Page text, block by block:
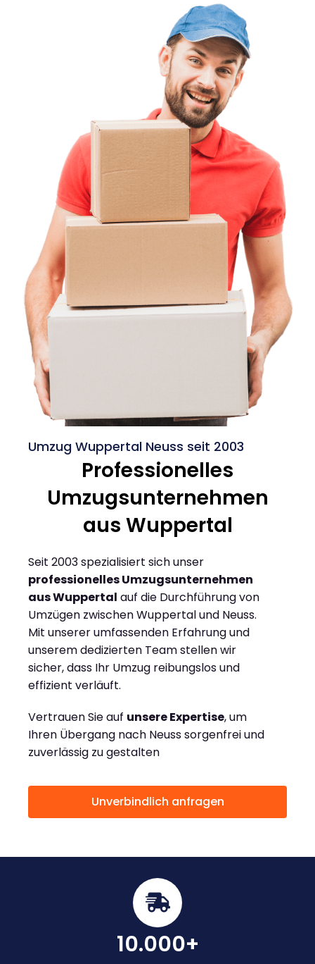
Umzug Wuppertal Neuss seit 2003
Professionelles
Umzugsunternehmen
aus Wuppertal
Seit 2003 spezialisiert sich unser
professionelles Umzugsunternehmen
aus Wuppertal auf die Durchführung von
Umzügen zwischen Wuppertal und Neuss.
Mit unserer umfassenden Erfahrung und
unserem dedizierten Team stellen wir
sicher, dass Ihr Umzug reibungslos und
effizient verläuft.
Vertrauen Sie auf unsere Expertise, um
Ihren Übergang nach Neuss sorgenfrei und
zuverlässig zu gestalten
Unverbindlich anfragen
10.000+